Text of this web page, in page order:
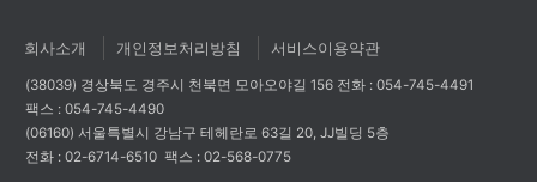
회사소개 개인정보처리방침 서비스이용약관
(38039) 경상북도 경주시 천북면 모아오야길 156 전화 : 054-745-4491
팩스 : 054-745-4490
(06160) 서울특별시 강남구 테헤란로 63길 20, JJ빌딩 5층
전화 : 02-6714-6510 팩스 : 02-568-0775